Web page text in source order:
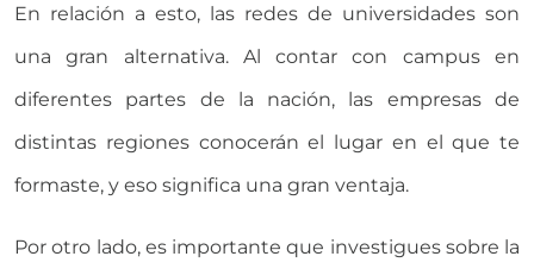
En relación a esto, las redes de universidades son
una gran alternativa. Al contar con campus en
diferentes partes de la nación, las empresas de
distintas regiones conocerán el lugar en el que te
formaste, y eso significa una gran ventaja.
Por otro lado, es importante que investigues sobre la